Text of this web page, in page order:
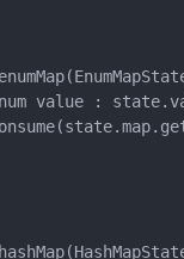
value :